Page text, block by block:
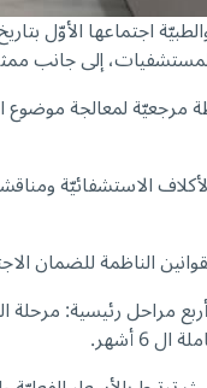
اجتماعها الأوّل
إلى جانب
لمعالجة موضوع
الاستشفائيّة
الناظمة للضمان
مراحل رئيسية: مرحلة
6 أشهر.